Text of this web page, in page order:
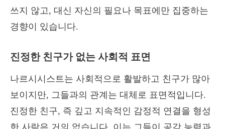
쓰지 않고, 대신 자신의 필요나 목표에만 집중하는
경향이 있습니다.
진정한 친구가 없는 사회적 표면
나르시시스트는 사회적으로 활발하고 친구가 많아
보이지만, 그들과의 관계는 대체로 표면적입니다.
진정한 친구, 즉 깊고 지속적인 감정적 연결을 형성
한 사람은 거의 없습니다. 이는 그들이 공감 능력과